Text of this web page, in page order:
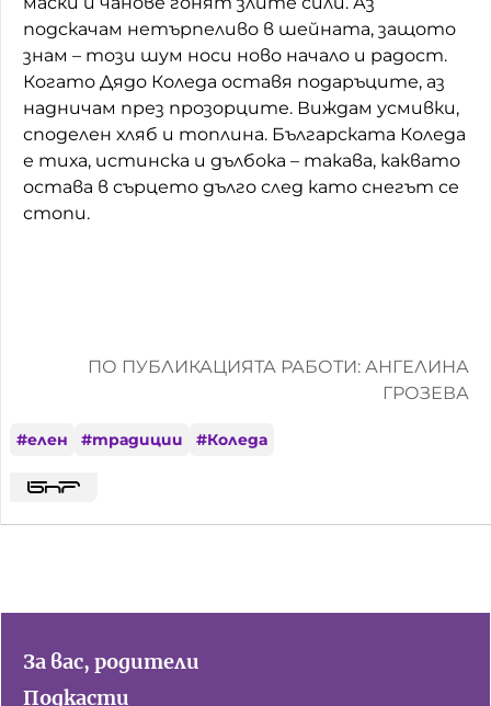
подскачам нетърпеливо в шейната, защото
знам – този шум носи ново начало и радост.
Когато Дядо Коледа оставя подаръците, аз
надничам през прозорците. Виждам усмивки,
споделен хляб и топлина. Българската Коледа
е тиха, истинска и дълбока – такава, каквато
остава в сърцето дълго след като снегът се
стопи.
ПО ПУБЛИКАЦИЯТА РАБОТИ: АНГЕЛИНА
ГРОЗЕВА
#елен #традиции #Коледа
За вас, родители
Подкасти